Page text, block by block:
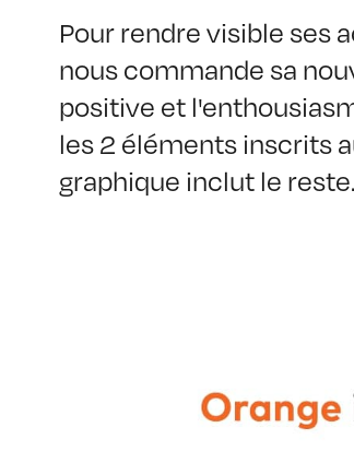
Pour rendre visible ses
nous commande sa
positive et
les 2 éléments inscrits
graphique inclut le reste.